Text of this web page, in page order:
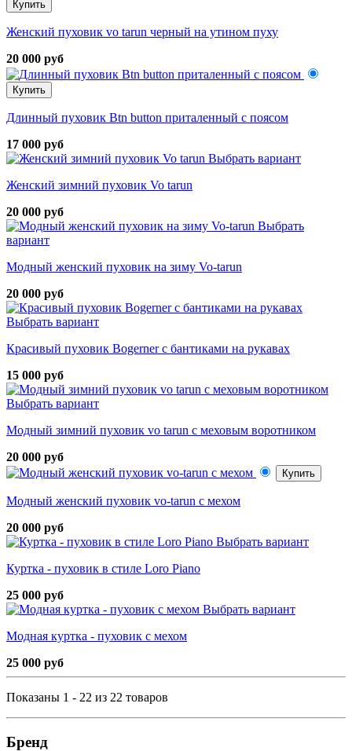
Купить
Женский пуховик vo tarun черный на утином пуху
20 000 руб
Купить
Длинный пуховик Btn button приталенный с поясом
17 000 руб
Выбрать вариант
Женский зимний пуховик Vo tarun
20 000 руб
Выбрать
вариант
Модный женский пуховик на зиму Vo-tarun
20 000 руб
Выбрать вариант
Красивый пуховик Bogerner с бантиками на рукавах
15 000 руб
Выбрать вариант
Модный зимний пуховик vo tarun с меховым воротником
20 000 руб
Купить
Модный женский пуховик vo-tarun с мехом
20 000 руб
Выбрать вариант
Куртка - пуховик в стиле Loro Piano
25 000 руб
Выбрать вариант
Модная куртка - пуховик с мехом
25 000 руб
Показаны 1 - 22 из 22 товаров
Бренд